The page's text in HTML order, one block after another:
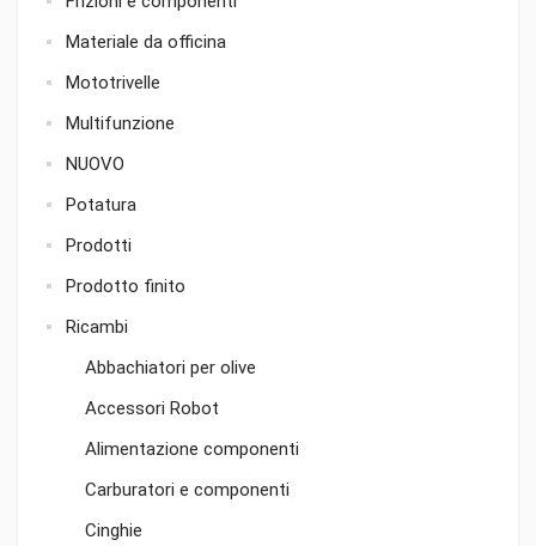
Materiale da officina
Mototrivelle
Multifunzione
NUOVO
Potatura
Prodotti
Prodotto finito
Ricambi
Abbachiatori per olive
Accessori Robot
Alimentazione componenti
Carburatori e componenti
Cinghie